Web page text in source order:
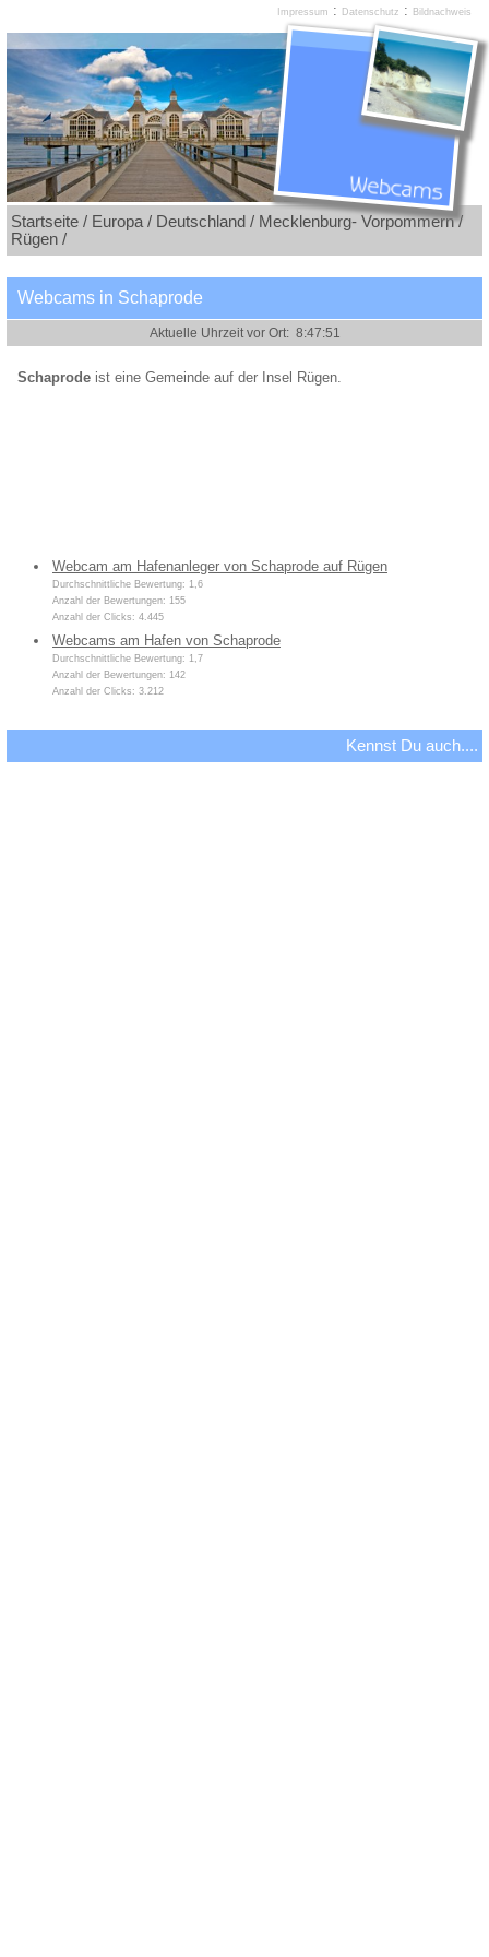
Startseite / Europa / Deutschland / Mecklenburg- Vorpommern /
Rügen /
Webcams in Schaprode
Schaprode ist eine Gemeinde auf der Insel Rügen.
Webcam am Hafenanleger von Schaprode auf Rügen
Durchschnittliche Bewertung: 1,6
Anzahl der Bewertungen: 155
Anzahl der Clicks: 4.445
Webcams am Hafen von Schaprode
Durchschnittliche Bewertung: 1,7
Anzahl der Bewertungen: 142
Anzahl der Clicks: 3.212
Kennst Du auch....
Impressum : Datenschutz : Bildnachweis